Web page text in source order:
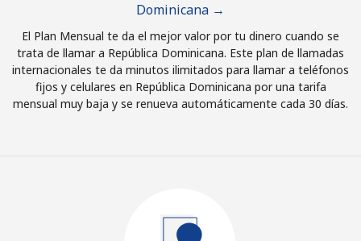
Dominicana →
El Plan Mensual te da el mejor valor por tu dinero cuando se
trata de llamar a República Dominicana. Este plan de llamadas
internacionales te da minutos ilimitados para llamar a teléfonos
fijos y celulares en República Dominicana por una tarifa
mensual muy baja y se renueva automáticamente cada 30 días.